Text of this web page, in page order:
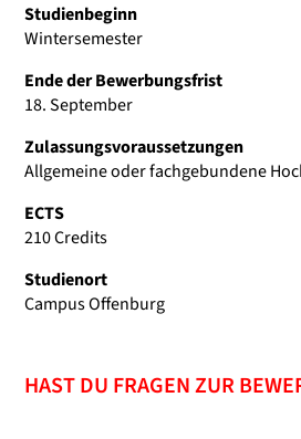
Studienbeginn
Wintersemester
Ende der Bewerbungsfrist
18. September
Zulassungsvoraussetzungen
Allgemeine oder fachgebundene
ECTS
210 Credits
Studienort
Campus Offenburg
HAST DU FRAGEN ZUR